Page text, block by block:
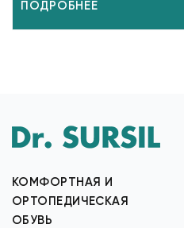
ПОДРОБНЕЕ
КОМФОРТНАЯ И
ОРТОПЕДИЧЕСКАЯ
ОБУВЬ